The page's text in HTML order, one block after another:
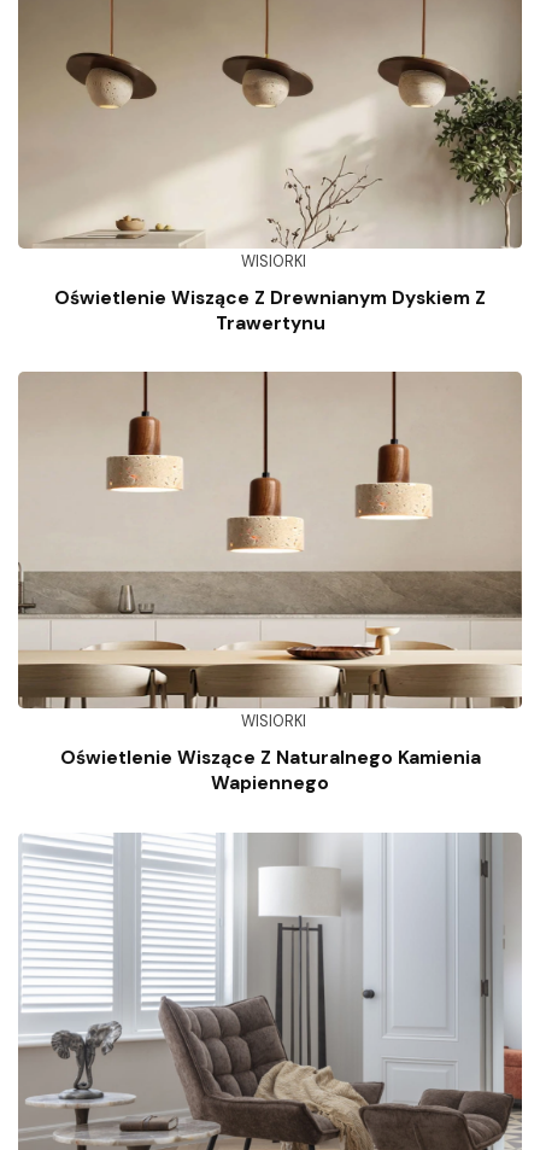
WISIORKI
Oświetlenie Wiszące Z Drewnianym Dyskiem Z
Trawertynu
WISIORKI
Oświetlenie Wiszące Z Naturalnego Kamienia
Wapiennego